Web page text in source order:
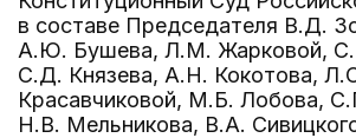
в составе Председателя В.Д.
А.Ю. Бушева, Л.М. Жарковой,
С.Д. Князева, А.Н. Кокотова,
Красавчиковой, М.Б. Лобова,
Н.В. Мельникова, В.А.